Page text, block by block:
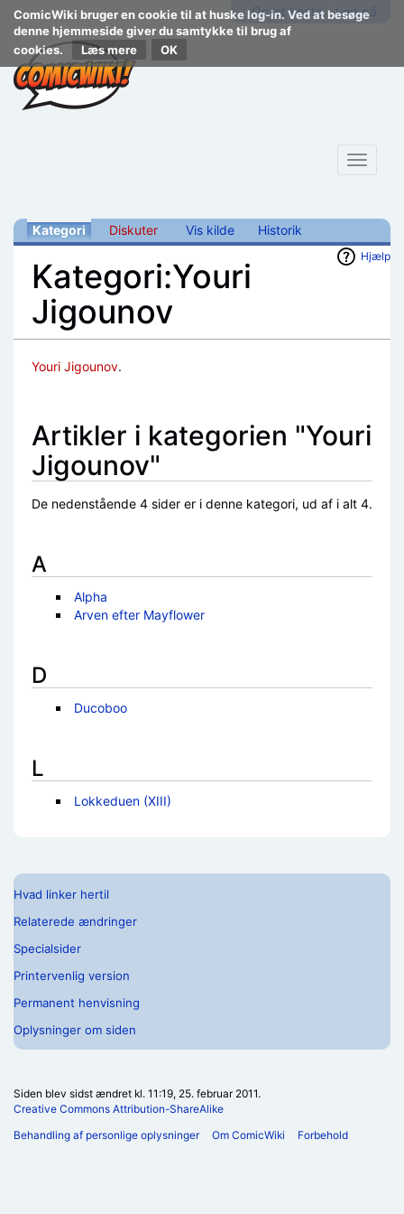
ComicWiki bruger en cookie til at huske log-in. Ved at besøge
denne hjemmeside giver du samtykke til brug af
cookies.
Læs mere
Opret konto Log på
Toggle
Kategori Diskuter Vis kilde Historik
Hjælp
Kategori:Youri
Jigounov
Youri Jigounov.
Artikler i kategorien "Youri
Jigounov"
De nedenstående 4 sider er i denne kategori, ud af i alt 4.
A
Alpha
Arven efter Mayflower
D
Ducoboo
L
Lokkeduen (XIII)
Hvad linker hertil
Relaterede ændringer
Specialsider
Printervenlig version
Permanent henvisning
Oplysninger om siden
Siden blev sidst ændret kl. 11:19, 25. februar 2011.
Creative Commons Attribution-ShareAlike
Behandling af personlige oplysninger
Om ComicWiki Forbehold